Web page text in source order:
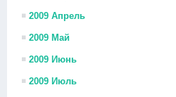
2009 Апрель
2009 Май
2009 Июнь
2009 Июль